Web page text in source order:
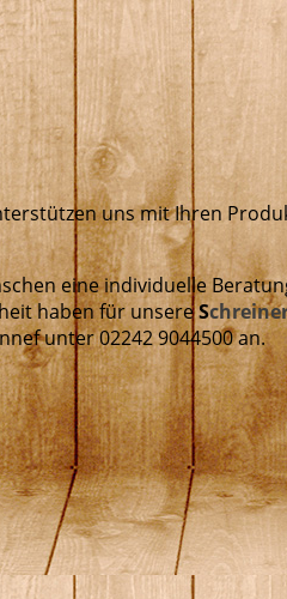
uns mit Ihren
eine individuelle
haben für unsereS
unter 02242 9044500 an.